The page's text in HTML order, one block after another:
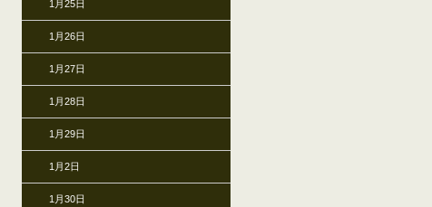
1月25日
1月26日
1月27日
1月28日
1月29日
1月2日
1月30日